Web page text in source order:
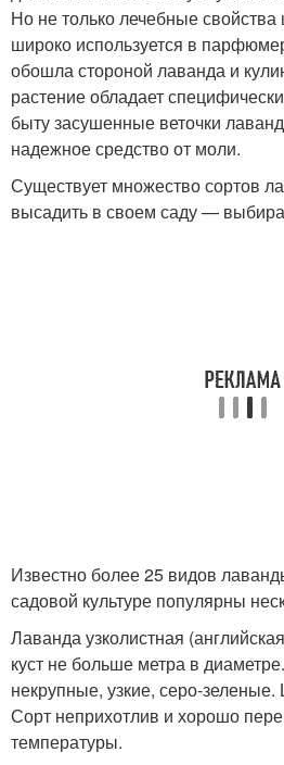
Но не только лечебные
широко используется в
обошла стороной лаванда и
растение обладает
быту засушенные веточки
надежное средство от моли.
Существует множество сортов
высадить в своем саду —
Известно более 25 видов
садовой культуре популярны
Лаванда узколистная
куст не больше метра в
некрупные, узкие, серо-
Сорт неприхотлив и хорошо
температуры.